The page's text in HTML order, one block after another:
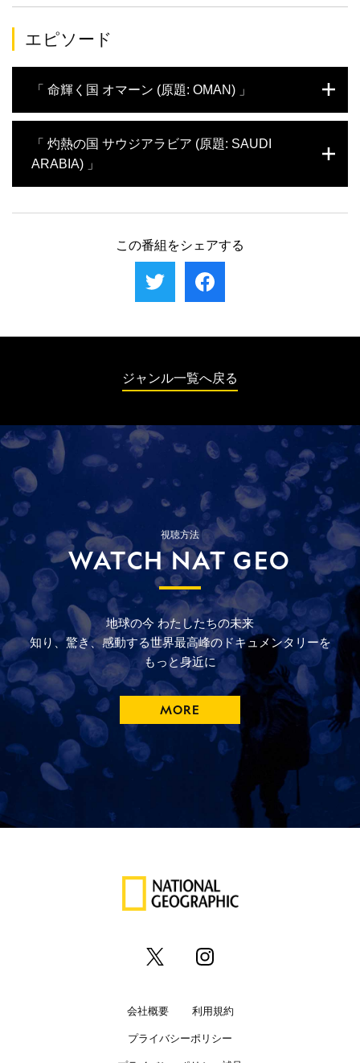
エピソード
「 命輝く国 オマーン (原題: OMAN) 」
な野生動物が暮らしている。地元の科学者たちと共に、陸と海に
息づく希少で多様な生き物たちを探す。
「 灼熱の国 サウジアラビア (原題: SAUDI
ARABIA) 」
紅海ではサンゴ礁の魚たちを見ることができる。
この番組をシェアする
ジャンル一覧へ戻る
視聴方法
WATCH NAT GEO
地球の今 わたしたちの未来
知り、驚き、感動する世界最高峰のドキュメンタリーを
もっと身近に
MORE
会社概要 利用規約
プライバシーポリシー